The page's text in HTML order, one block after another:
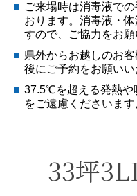
ご来場時は消毒液で
おります。消毒液・
すので、ご協力をお願
県外からお越しのお
後にご予約をお願いい
37.5℃を超える発熱や
をご遠慮くださいま
33坪